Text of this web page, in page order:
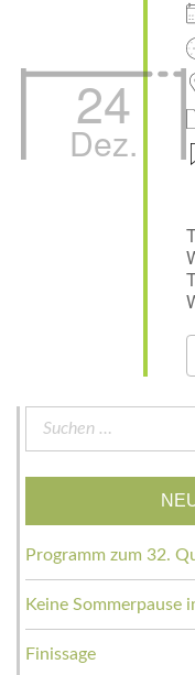
24
Dez.
Suchen
Programm zum 32.
Keine
Finissage